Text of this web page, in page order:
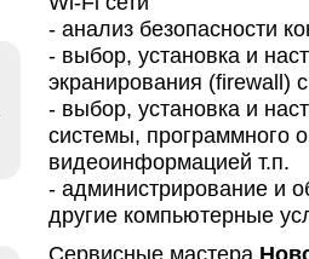
- анализ безопасности
- выбор, установка и
экранирования (firewall)
- выбор, установка и
системы, программного
видеоинформацией т.п.
- администрирование и
другие компьютерные
Сервисные мастера